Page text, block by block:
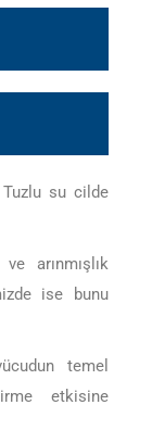
su cilde
arınmışlık
ise bunu
temel
etkisine